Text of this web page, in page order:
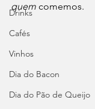
Drinks
Cafés
Vinhos
Dia do Bacon
Dia do Pão de Queijo
quem comemos.